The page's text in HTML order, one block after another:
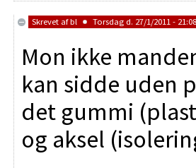
Skrevet afbl Torsdag d. 27/1/2011 - 21:08
Mon ikke
kan sidde uden
det gummi
og aksel